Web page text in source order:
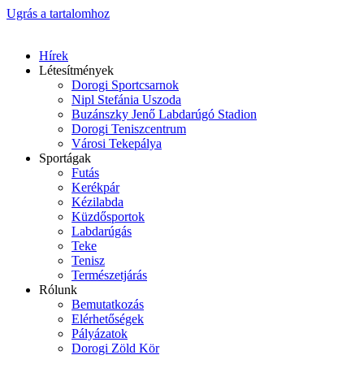
Ugrás a tartalomhoz
Hírek
Létesítmények
Dorogi Sportcsarnok
Nipl Stefánia Uszoda
Buzánszky Jenő Labdarúgó Stadion
Dorogi Teniszcentrum
Városi Tekepálya
Sportágak
Futás
Kerékpár
Kézilabda
Küzdősportok
Labdarúgás
Teke
Tenisz
Természetjárás
Rólunk
Bemutatkozás
Elérhetőségek
Pályázatok
Dorogi Zöld Kör